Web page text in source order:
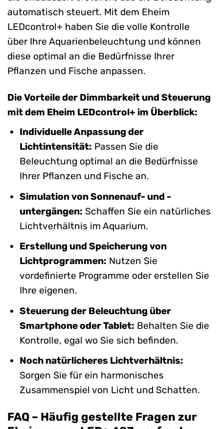
automatisch steuert. Mit dem Eheim
LEDcontrol+ haben Sie die volle Kontrolle
über Ihre Aquarienbeleuchtung und können
diese optimal an die Bedürfnisse Ihrer
Pflanzen und Fische anpassen.
Die Vorteile der Dimmbarkeit und Steuerung
mit dem Eheim LEDcontrol+ im Überblick:
Individuelle Anpassung der
Lichtintensität: Passen Sie die
Beleuchtung optimal an die Bedürfnisse
Ihrer Pflanzen und Fische an.
Simulation von Sonnenauf- und -
untergängen: Schaffen Sie ein natürliches
Lichtverhältnis im Aquarium.
Erstellung und Speicherung von
Lichtprogrammen: Nutzen Sie
vordefinierte Programme oder erstellen Sie
Ihre eigenen.
Steuerung der Beleuchtung über
Smartphone oder Tablet: Behalten Sie die
Kontrolle, egal wo Sie sich befinden.
Noch natürlicheres Lichtverhältnis:
Sorgen Sie für ein harmonisches
Zusammenspiel von Licht und Schatten.
FAQ – Häufig gestellte Fragen zur